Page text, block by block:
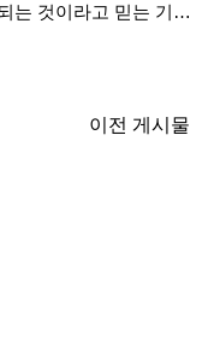
는 것이라고 믿는 기…
이전 게시물